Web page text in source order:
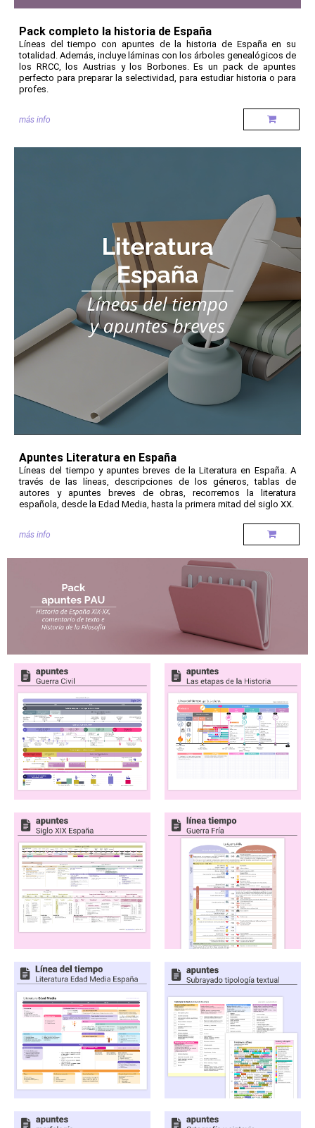
Pack completo la historia de España
Líneas del tiempo con apuntes de la historia de España en su
totalidad. Además, incluye láminas con los árboles genealógicos de
los RRCC, los Austrias y los Borbones. Es un pack de apuntes
perfecto para preparar la selectividad, para estudiar historia o para
profes.
más info
Apuntes Literatura en España
Líneas del tiempo y apuntes breves de la Literatura en España. A
través de las líneas, descripciones de los géneros, tablas de
autores y apuntes breves de obras, recorremos la literatura
española, desde la Edad Media, hasta la primera mitad del siglo XX.
más info